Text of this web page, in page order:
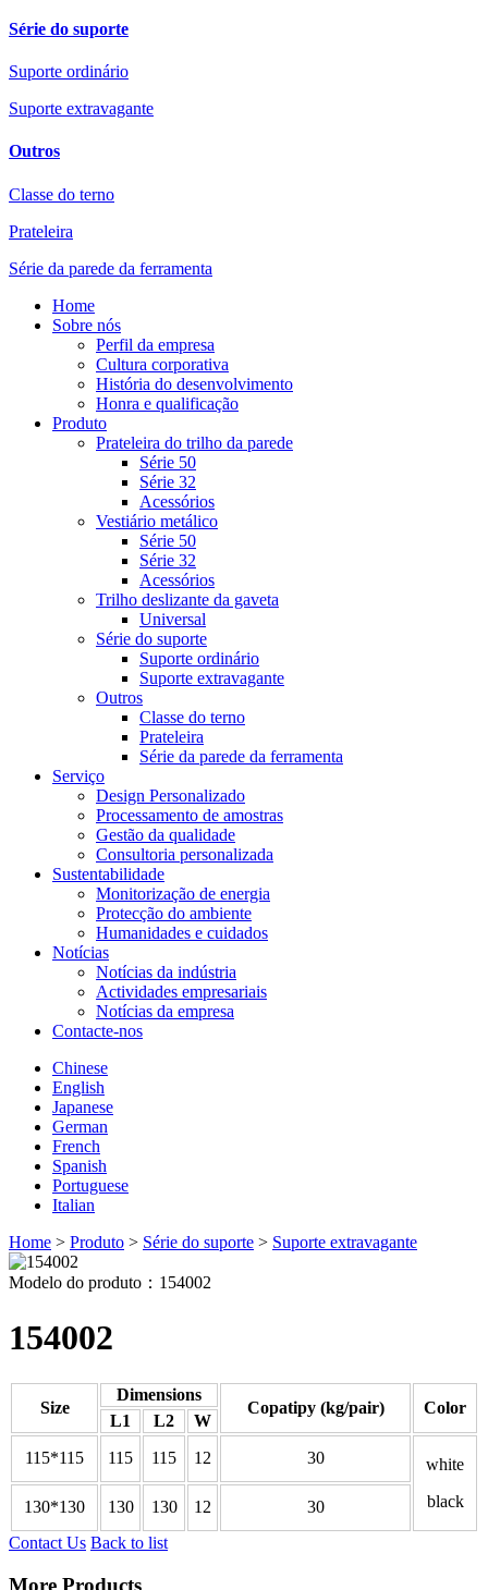
Série do suporte
Suporte ordinário
Suporte extravagante
Outros
Classe do terno
Prateleira
Série da parede da ferramenta
Home
Sobre nós
Perfil da empresa
Cultura corporativa
História do desenvolvimento
Honra e qualificação
Produto
Prateleira do trilho da parede
Série 50
Série 32
Acessórios
Vestiário metálico
Série 50
Série 32
Acessórios
Trilho deslizante da gaveta
Universal
Série do suporte
Suporte ordinário
Suporte extravagante
Outros
Classe do terno
Prateleira
Série da parede da ferramenta
Serviço
Design Personalizado
Processamento de amostras
Gestão da qualidade
Consultoria personalizada
Sustentabilidade
Monitorização de energia
Protecção do ambiente
Humanidades e cuidados
Notícias
Notícias da indústria
Actividades empresariais
Notícias da empresa
Contacte-nos
Chinese
English
Japanese
German
French
Spanish
Portuguese
Italian
Home > Produto > Série do suporte > Suporte extravagante
Modelo do produto：154002
154002
Size
Dimensions
Copatipy (kg/pair) Color
L1 L2
W
115*115
115 115 12 30
white
black
130*130 130 130 12
30
Contact Us Back to list
More Products